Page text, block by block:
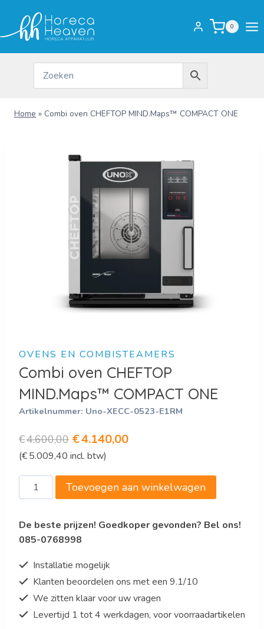
inhoud
0
Home » Combi oven CHEFTOP MIND.Maps™ COMPACT ONE
OVENS EN COMBISTEAMERS
Combi oven CHEFTOP
MIND.Maps™ COMPACT ONE
Artikelnummer: Uno-XECC-0523-E1RM
€4.600,00 Oorspronkelijke
prijs
was:
€4.600,00.
€4.140,00Huidige
is:
€4.140,00.
(€5.009,40 incl. btw)
Combi
oven
MIND.Maps™
COMPACT
aantal
Toevoegen aan winkelwagen
De beste prijzen! Goedkoper gevonden? Bel ons!
085-0768998
Installatie mogelijk
Klanten beoordelen ons met een 9.1/10
We zitten klaar voor uw vragen
Levertijd 1 tot 4 werkdagen, voor voorraadartikelen